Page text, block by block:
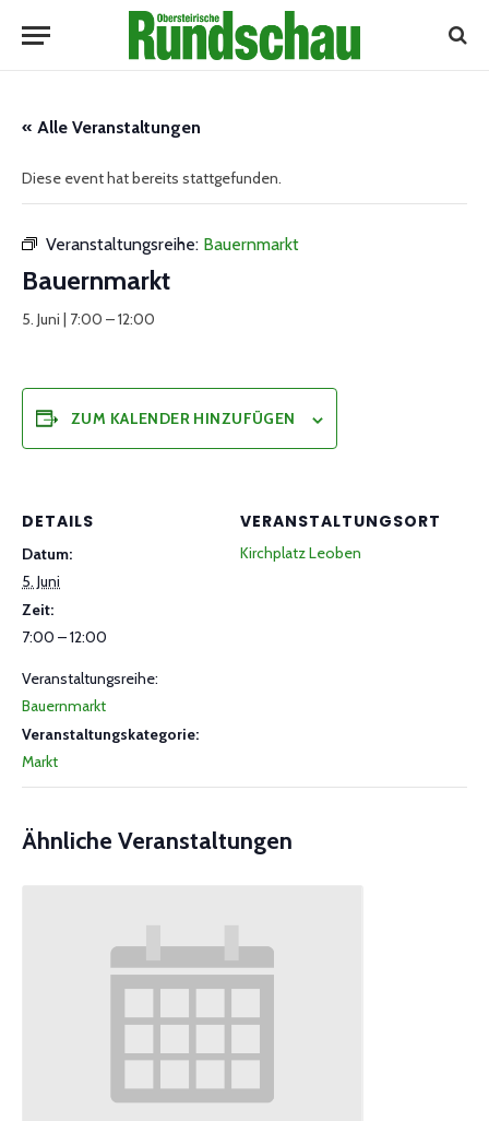
« Alle Veranstaltungen
Diese event hat bereits stattgefunden.
Veranstaltungsreihe: Bauernmarkt
Bauernmarkt
5. Juni | 7:00 –12:00
ZUM KALENDER HINZUFÜGEN
DETAILS
Datum:
5. Juni
Zeit:
7:00 – 12:00
Veranstaltungsreihe:
Bauernmarkt
Veranstaltungskategorie:
Markt
VERANSTALTUNGSORT
Kirchplatz Leoben
Ähnliche Veranstaltungen